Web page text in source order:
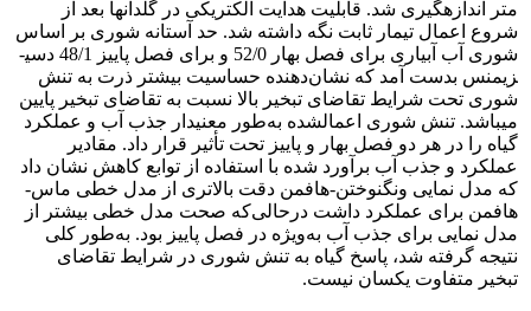
متر اندازه­گیری شد. قابلیت هدایت الکتریکی در گلدان­ها بعد از
شروع اعمال تیمار ثابت نگه داشته شد. حد آستانه شوری بر اساس
شوری آب آبیاری برای فصل بهار 52/0 و برای فصل پاییز 48/1 دسی­
زیمنس بدست آمد که نشان‌دهنده حساسیت بیشتر ذرت به تنش
شوری تحت شرایط تقاضای تبخیر بالا نسبت به تقاضای تبخیر پایین
می­باشد. تنش شوری اعمال­شده به‌طور معنی­دار جذب آب و عملکرد
گیاه را در هر دو فصل بهار و پاییز تحت تأثیر قرار داد. مقادیر
عملکرد و جذب آب برآورد شده با استفاده از توابع کاهش نشان داد
که مدل نمایی ونگنوختن-هافمن دقت بالاتری از مدل خطی ماس-
هافمن برای عملکرد داشت درحالی‌که صحت مدل خطی بیش­تر از
مدل نمایی برای جذب آب به‌ویژه در فصل پاییز بود. به‌طور کلی
نتیجه گرفته شد، پاسخ گیاه به تنش شوری در شرایط تقاضای
تبخیر متفاوت یکسان نیست.